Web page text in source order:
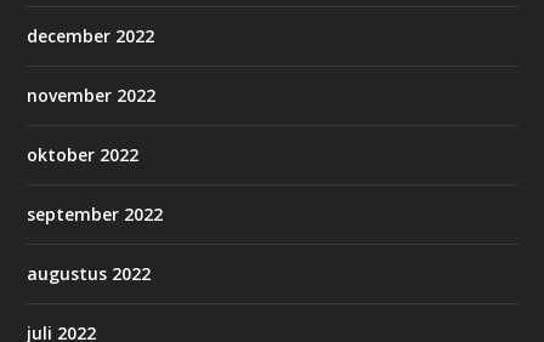
december 2022
november 2022
oktober 2022
september 2022
augustus 2022
juli 2022